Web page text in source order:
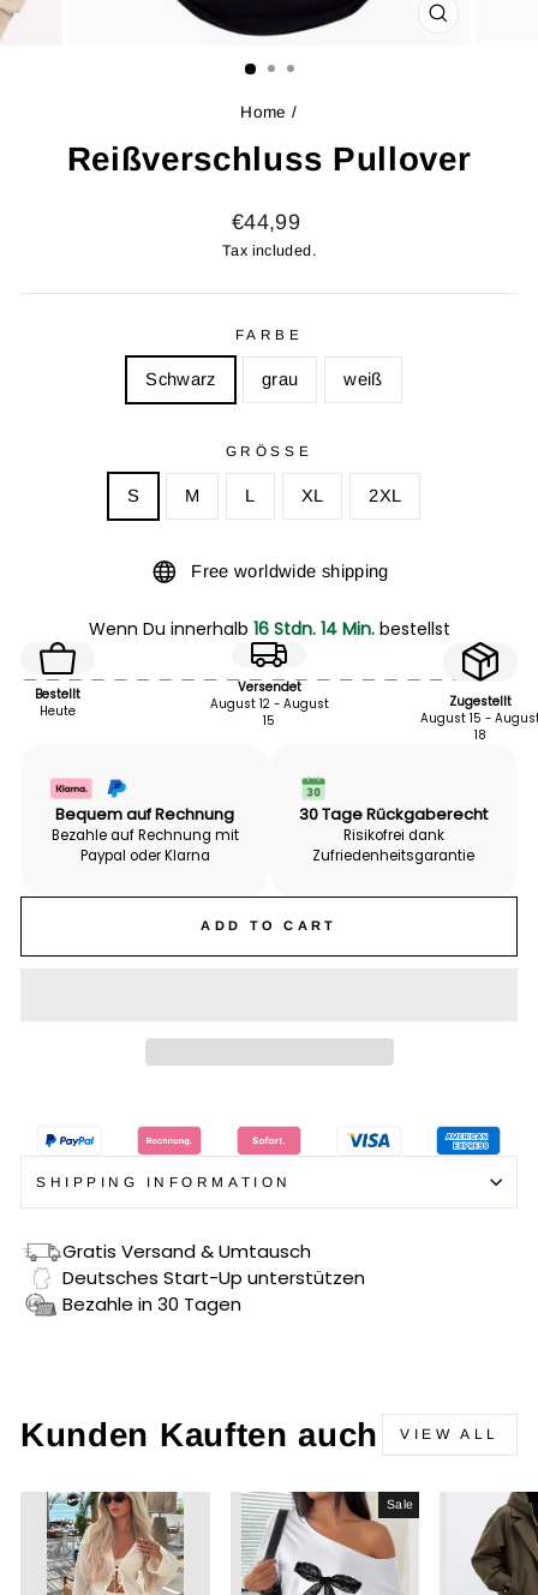
CLOSE
Home /
Reißverschluss Pullover
Regular
price
€44,99
Tax included.
FARBE
Schwarz grau weiß
GRÖSSE
S M L XL 2XL
Free worldwide shipping
Wenn Du innerhalb 16 Stdn. 14 Min.bestellst
Bestellt
Heute
Versendet
August 12 - August
15
Zugestellt
August 15 -
18
Bequem auf Rechnung
Bezahle auf Rechnung mit
Paypal oder Klarna
30 Tage Rückgaberecht
Risikofrei dank
Zufriedenheits­garantie
ADD TO CART
SHIPPING INFORMATION
Gratis Versand & Umtausch
Deutsches Start-Up unterstützen
Bezahle in 30 Tagen
Kunden Kauften auch VIEW ALL
Sale